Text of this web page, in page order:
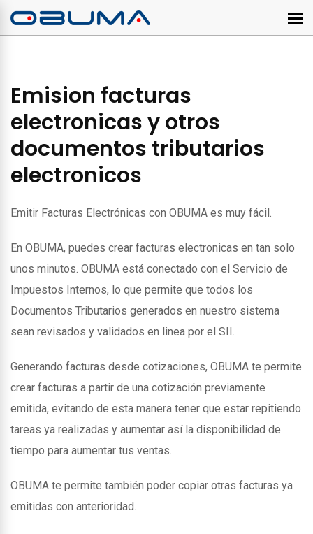
Emision facturas
electronicas y otros
documentos tributarios
electronicos
Emitir Facturas Electrónicas con OBUMA es muy fácil.
En OBUMA, puedes crear facturas electronicas en tan solo
unos minutos. OBUMA está conectado con el Servicio de
Impuestos Internos, lo que permite que todos los
Documentos Tributarios generados en nuestro sistema
sean revisados y validados en linea por el SII.
Generando facturas desde cotizaciones, OBUMA te permite
crear facturas a partir de una cotización previamente
emitida, evitando de esta manera tener que estar repitiendo
tareas ya realizadas y aumentar así la disponibilidad de
tiempo para aumentar tus ventas.
OBUMA te permite también poder copiar otras facturas ya
emitidas con anterioridad.